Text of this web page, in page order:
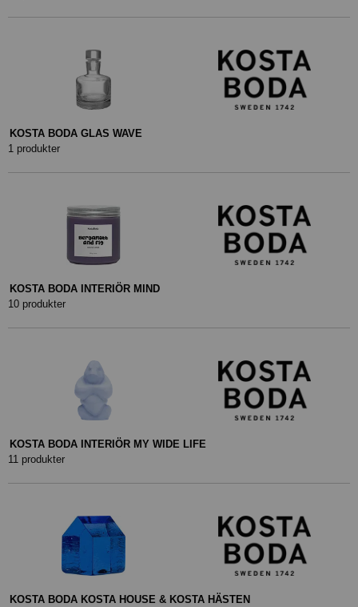
KOSTA BODA GLAS WAVE
1 produkter
KOSTA BODA INTERIÖR MIND
10 produkter
KOSTA BODA INTERIÖR MY WIDE LIFE
11 produkter
KOSTA BODA KOSTA HOUSE & KOSTA HÄSTEN